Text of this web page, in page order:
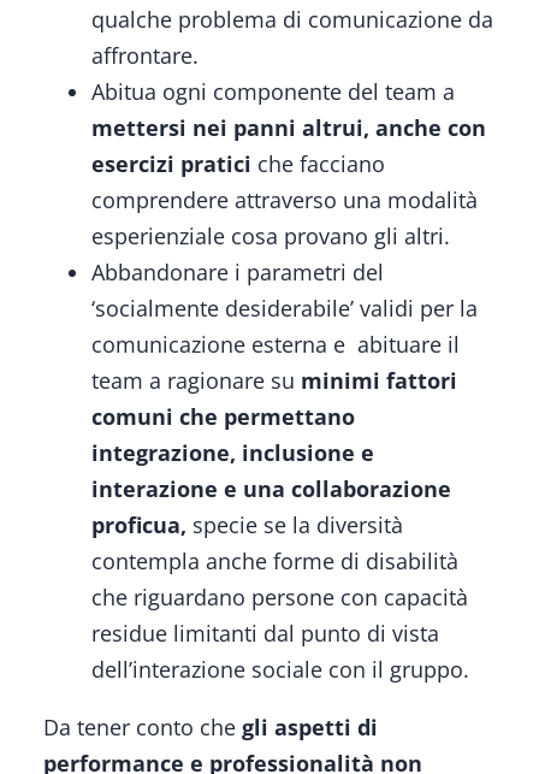
qualche problema di comunicazione da
affrontare.
Abitua ogni componente del team a
mettersi nei panni altrui, anche con
esercizi pratici che facciano
comprendere attraverso una modalità
esperienziale cosa provano gli altri.
Abbandonare i parametri del
‘socialmente desiderabile’ validi per la
comunicazione esterna e abituare il
team a ragionare su minimi fattori
comuni che permettano
integrazione, inclusione e
interazione e una collaborazione
proficua, specie se la diversità
contempla anche forme di disabilità
che riguardano persone con capacità
residue limitanti dal punto di vista
dell’interazione sociale con il gruppo.
Da tener conto che gli aspetti di
performance e professionalità non